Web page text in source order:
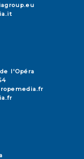
l'Opéra